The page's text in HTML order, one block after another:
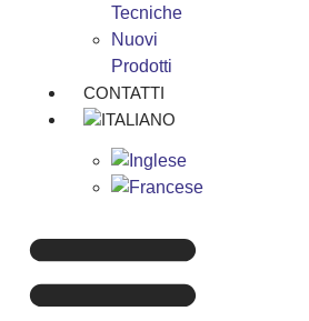
Tecniche
Nuovi
Prodotti
CONTATTI